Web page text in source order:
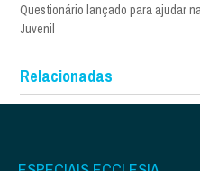
Questionário lançado para ajudar
Juvenil
Relacionadas